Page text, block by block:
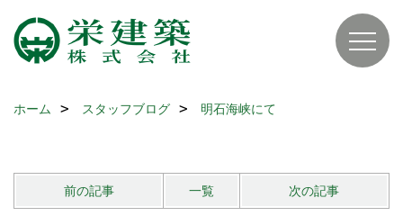
ホーム スタッフブログ 明石海峡にて
前の記事 一覧 次の記事